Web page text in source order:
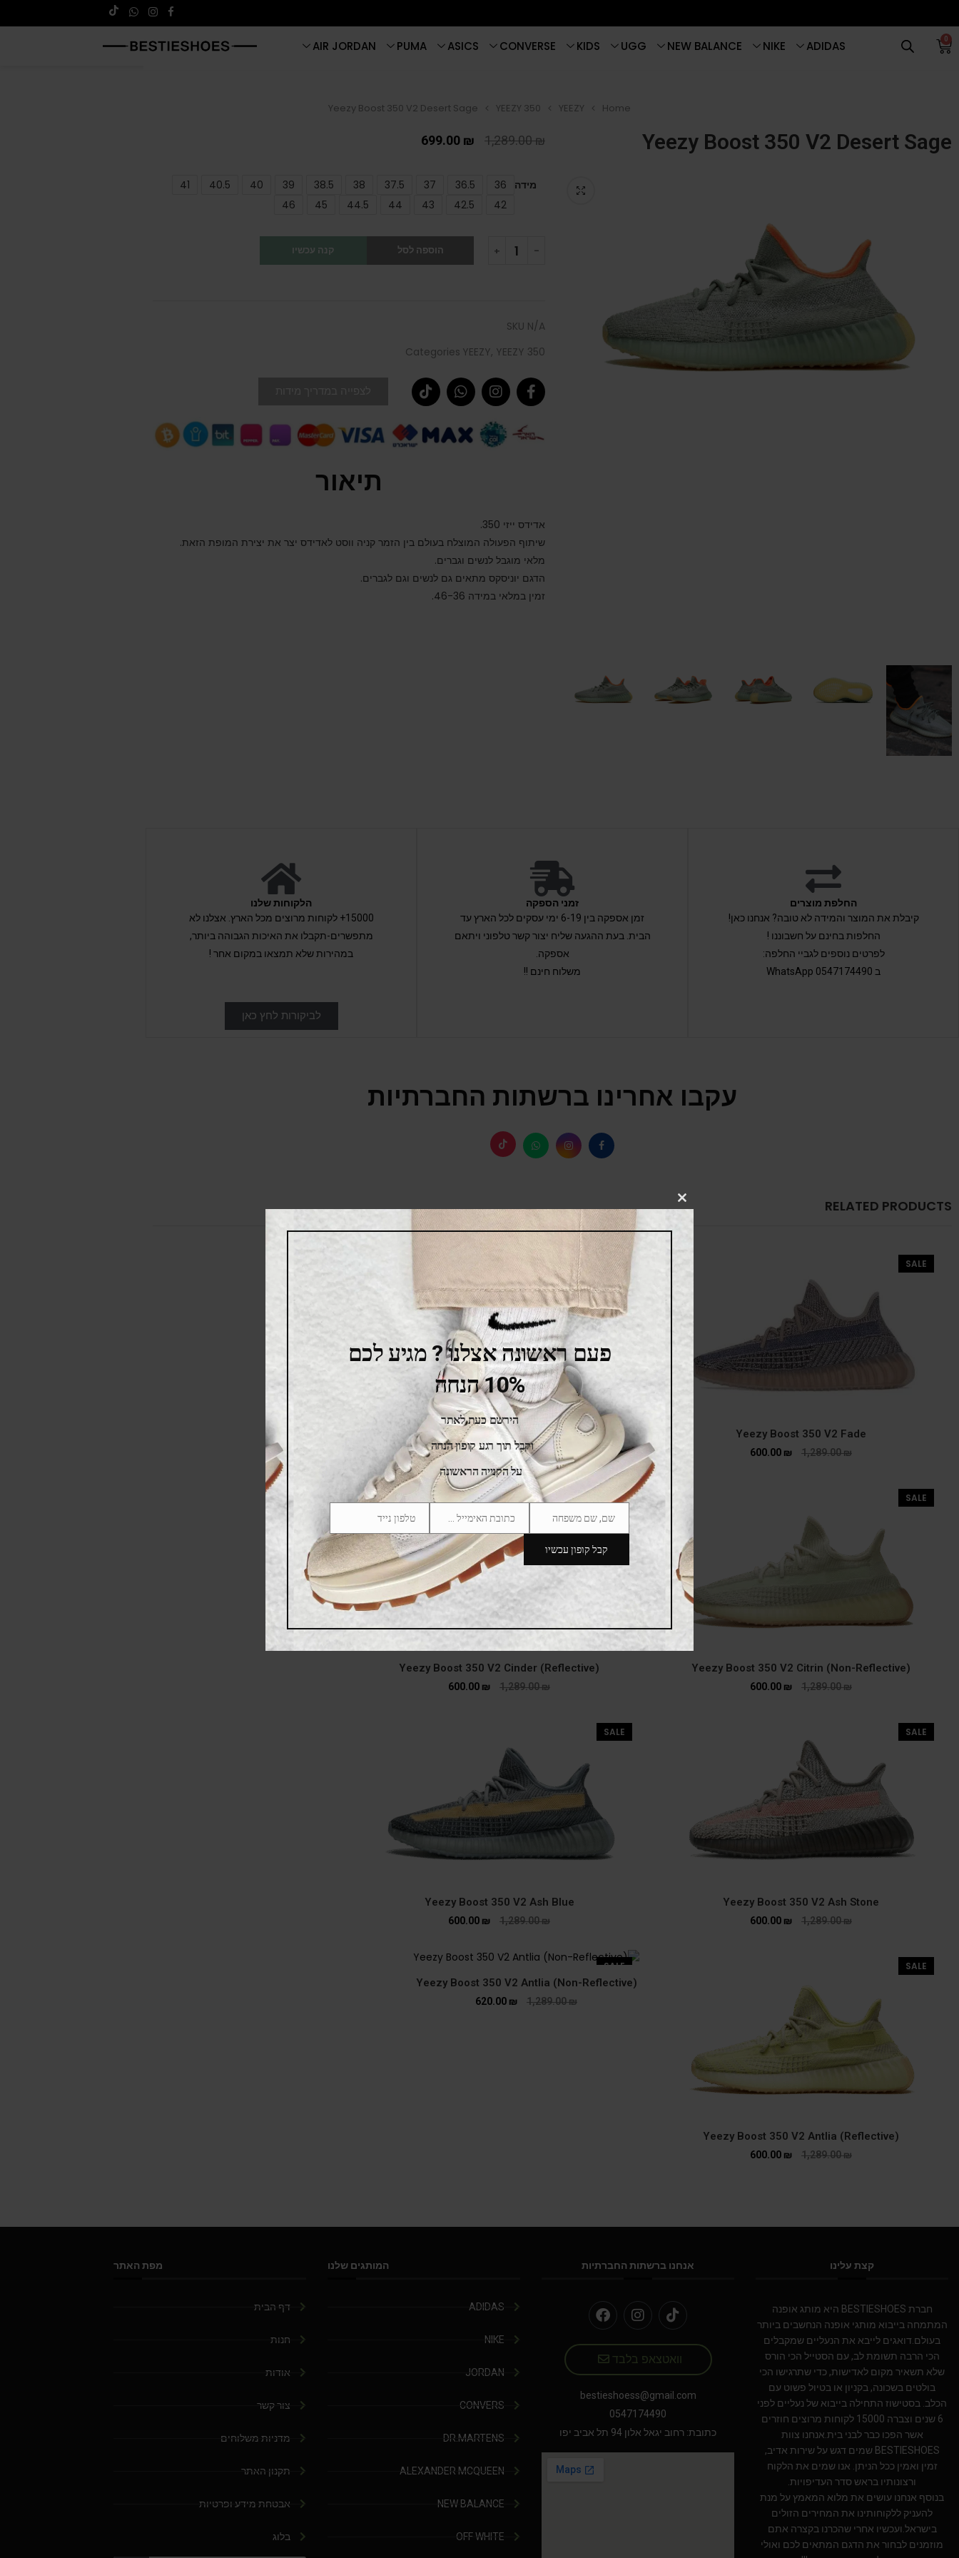
0
ADIDAS
NIKE
NEW BALANCE
UGG
KIDS
CONVERSE
ASICS
PUMA
AIR JORDAN
Home
YEEZY
YEEZY 350
Yeezy Boost 350 V2 Desert Sage
Yeezy Boost 350 V2 Desert Sage
1,289.00₪
699.00 ₪
מידה 36
36.5
37
37.5
38
38.5
39
40
40.5
41
42
42.5
43
44
44.5
45
46
הוספה לסל קנה עכשיו
SKU N/A
Categories YEEZY, YEEZY 350
תיאור
אדידס ייזי 350.
שיתוף הפעולה המוצלח בעולם בין הזמר קניה ווסט לאדידס יצר את יצירת המופת הזאת.
מלאי מוגבל לנשים וגברים.
הדגם יוניסקס מתאים גם לנשים וגם לגברים.
זמין במלאי במידה 46-36.
החלפת מוצרים
קיבלת את המוצר והמידה לא טובה? אנחנו כאן!
החלפות בחינם על חשבוננו !
לפרטים נוספים לגביי החלפה:
ב 0547174490 WhatsApp
זמני הספקה
זמן אספקה בין 6-19 ימי עסקים לכל הארץ עד
הבית. בעת ההגעה שליח יצור קשר טלפוני ויתאם
אספקה.
משלוח חינם !!
הלקוחות שלנו
15000+ לקוחות מרוצים מכל הארץ. אצלנו לא
מתפשרים-תקבלו את האיכות הגבוהה ביותר,
במהירות שלא תמצאו במקום אחר !
לביקורות לחץ כאן
עקבו אחרינו ברשתות החברתיות
RELATED PRODUCTS
SALE
Yeezy Boost 350 V2 Fade
1,289.00₪
600.00 ₪
SALE
Yeezy Boost 350 V2 Citrin (Reflective)
1,289.00₪
600.00₪
SALE
Yeezy Boost 350 V2 Citrin (Non-Reflective)
1,289.00₪
600.00 ₪
SALE
Yeezy Boost 350 V2 Cinder (Reflective)
1,289.00₪
600.00 ₪
SALE
Yeezy Boost 350 V2 Ash Stone
1,289.00₪
600.00 ₪
SALE
Yeezy Boost 350 V2 Ash Blue
1,289.00₪
600.00 ₪
SALE
Yeezy Boost 350 V2 Antlia (Reflective)
1,289.00₪
600.00 ₪
SALE
Yeezy Boost 350 V2 Antlia (Non-Reflective)
1,289.00₪
620.00 ₪
קצת עלינו
חברת BESTIESHOES היא מותג אופנה
המתמחה בייבוא מותגי אופנה הנחשבים ביותר
בעולם.דואגים לייבא את הנעליים שמקבלים
הכי הרבה תשומת לב, עם הסטייל הכי הורס
שלא תשאיר מקום לאדישות, כדי שתרגישו הכי
בולטים בשכונה, בקניון או בטיול פשוט עם
הכלב. בסטישוז התחילה בייבוא של נעליים לפני
6 שנים וצברה 15000 לקוחות מרוצים חוזרים
אשר הפכו כבר לבני בית.אנחנו צוות
BESTIESHOES שמים דגש על שירות אדיב,
זמין ואמין ככל הניתן. אנו שמים את הלקוח
ורצונותיו בראש סדר העדיפויות.
בנוסף אנחנו עושים את מלוא המאמץ על מנת
להעניק ללקוחותינו את המחירים הזולים
בישראל.ועכשיו אחרי שהכרנו בקצרה אתם
מוזמנים לבחור את הדגם המתאים לכם ואולי
אנחנו ברשתות החברתיות
וואטצאפ בלבד
bestieshoess@gmail.com
0547174490
כתובת: רחוב יגאל אלון 94 תל אביב יפו
המותגים שלנו
ADIDAS
NIKE
JORDAN
CONVERS
DR.MARTENS
ALEXANDER MCQUEEN
NEW BALANCE
OFF WHITE
מפת האתר
דף הבית
חנות
אודות
צור קשר
מדניות משלוחים
תקנון האתר
אבטחת מידע ופרטיות
בלוג
CLOSE
MODULE
פעם ראשונה אצלנו ? מגיע לכם
10% הנחה
הירשם כעת לאתר
וקבל תוך רגע קופון הנחה
על הקנייה הראשונה
Name
שם, שם משפחה Email
Phone
Number
טלפון נייד
קבל קופון עכשיו